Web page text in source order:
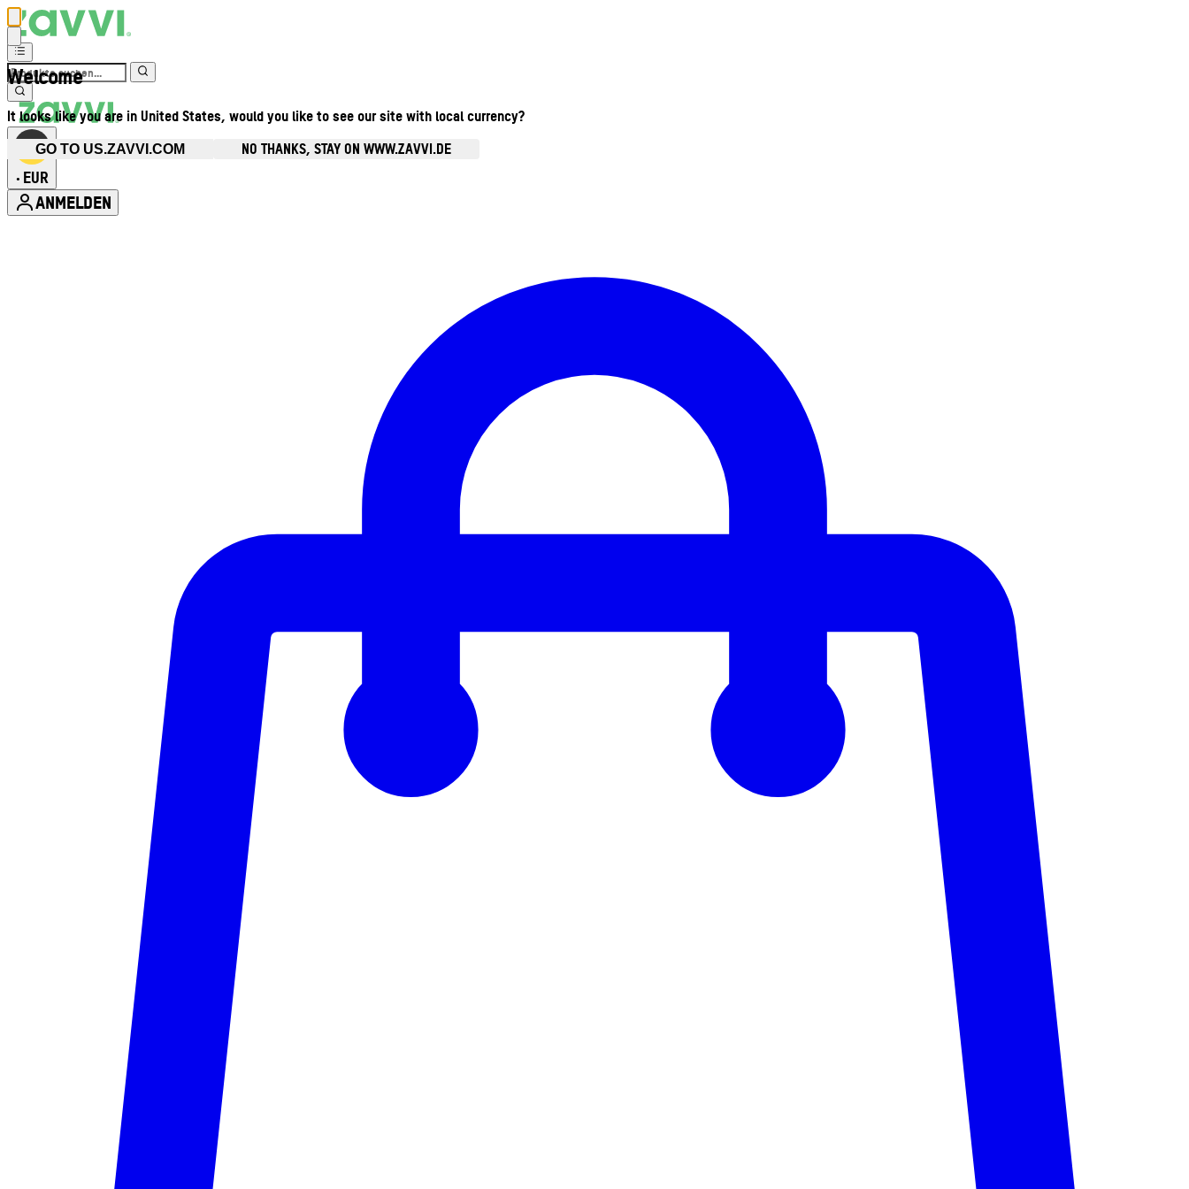
Welcome
It looks like you are in United States, would you like to see our site with local currency?
GO TO US.ZAVVI.COM NO THANKS, STAY ON WWW.ZAVVI.DE
• EUR
ANMELDEN